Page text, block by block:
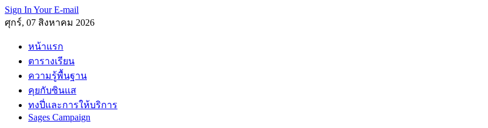
Sign In Your E-mail
ศุกร์, 07 สิงหาคม 2026
หน้าแรก
ตารางเรียน
ความรู้พื้นฐาน
คุยกับซินแส
ทงปี่และการให้บริการ
Sages Campaign